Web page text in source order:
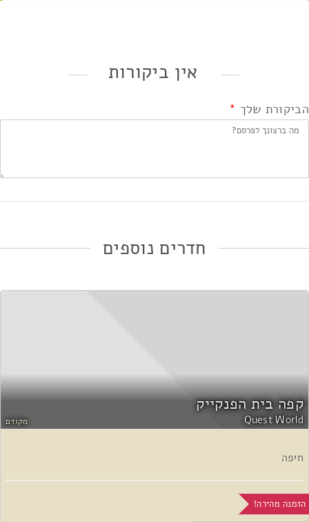
אין ביקורות
הביקורת שלך *
חדרים נוספים
קפה בית הפנקייק
Quest World מקודם
חיפה
הזמנה מהירה!